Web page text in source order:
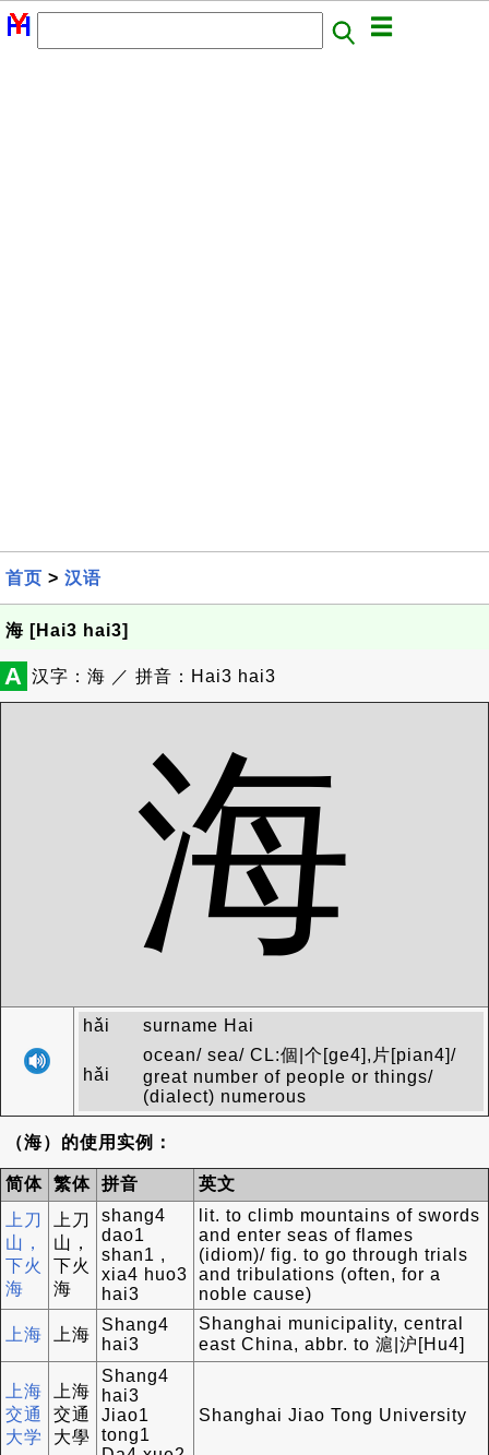
首页 > 汉语
海 [Hai3 hai3]
A 汉字：海 ／ 拼音：Hai3 hai3
海
hǎi surname Hai
hǎi
ocean/ sea/ CL:個|个[ge4],片[pian4]/
great number of people or things/
(dialect) numerous
（海）的使用实例：
简体 繁体 拼音
英文
上刀
山，
下火
海
上刀
山，
下火
海
shang4
dao1
shan1 ,
xia4 huo3
hai3
lit. to climb mountains of swords
and enter seas of flames
(idiom)/ fig. to go through trials
and tribulations (often, for a
noble cause)
上海 上海
Shang4
hai3
Shanghai municipality, central
east China, abbr. to 滬|沪[Hu4]
上海
交通
大学
上海
交通
大學
Shang4
hai3
Jiao1
tong1
Shanghai Jiao Tong University